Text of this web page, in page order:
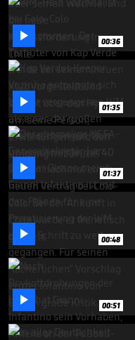
1
seconds
 00:36
 01:35
 01:37
 00:48
 00:51